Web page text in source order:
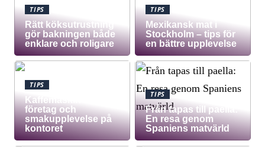
TIPS
Rätt köksutrustning
gör bakningen både
enklare och roligare
TIPS
Mexikansk mat i
Stockholm – tips för
en bättre upplevelse
TIPS
Kaffemaskin för
företag och
smakupplevelse på
kontoret
TIPS
Från tapas till paella:
En resa genom
Spaniens matvärld